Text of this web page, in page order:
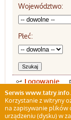
Serwis
Korzystanie z witryny
na zapisywanie plików
urządzeniu (dysku) w
Województwo:
Płeć:
Logowanie